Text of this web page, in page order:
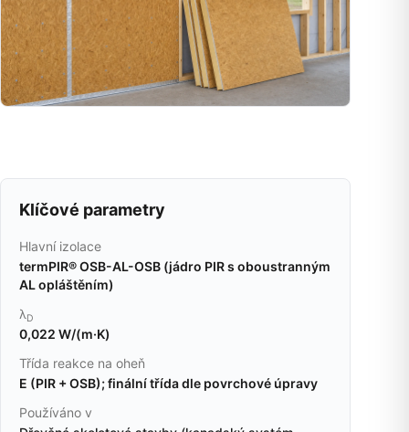
Klíčové parametry
Hlavní izolace
termPIR® OSB-AL-OSB (jádro PIR s oboustranným
AL opláštěním)
λD
0,022 W/(m·K)
Třída reakce na oheň
E (PIR + OSB); finální třída dle povrchové úpravy
Používáno v